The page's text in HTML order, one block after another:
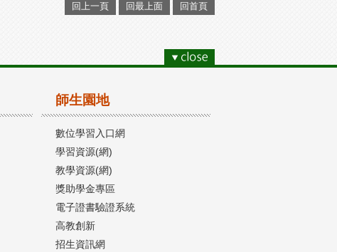
回上一頁 回最上面 回首頁
師生園地
數位學習入口網
學習資源(網)
教學資源(網)
獎助學金專區
電子證書驗證系統
高教創新
招生資訊網